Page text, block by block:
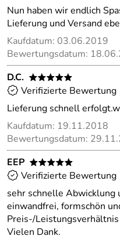
Nun haben wir endlich
Lieferung und Versand
Kaufdatum: 03.06.2019
Bewertungsdatum:
D.C.
*****
Verifizierte Bewertung
Lieferung schnell
Kaufdatum: 19.11.2018
Bewertungsdatum:
EEP
*****
Verifizierte Bewertung
sehr schnelle
einwandfrei, formschön
Preis-/Leistungsverhältnis
Vielen Dank.